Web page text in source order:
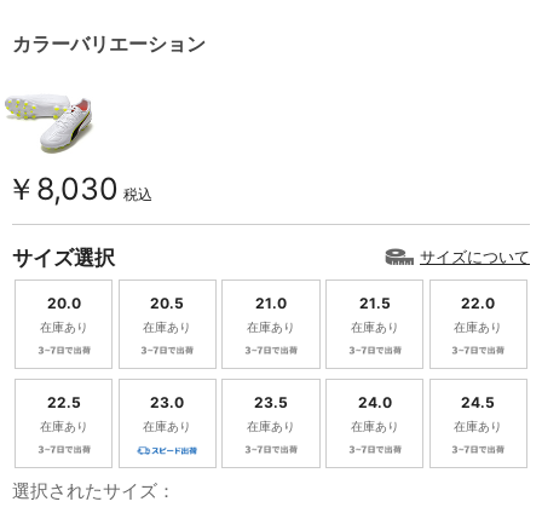
カラーバリエーション
￥8,030 税込
サイズ選択 サイズについて
20.0
在庫あり
20.5
在庫あり
21.0
在庫あり
21.5
在庫あり
22.0
在庫あり
22.5
在庫あり
23.0
在庫あり
23.5
在庫あり
24.0
在庫あり
24.5
在庫あり
選択されたサイズ：